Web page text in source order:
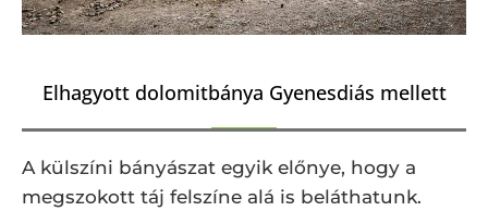
Elhagyott dolomitbánya Gyenesdiás mellett
A külszíni bányászat egyik előnye, hogy a
megszokott táj felszíne alá is beláthatunk.